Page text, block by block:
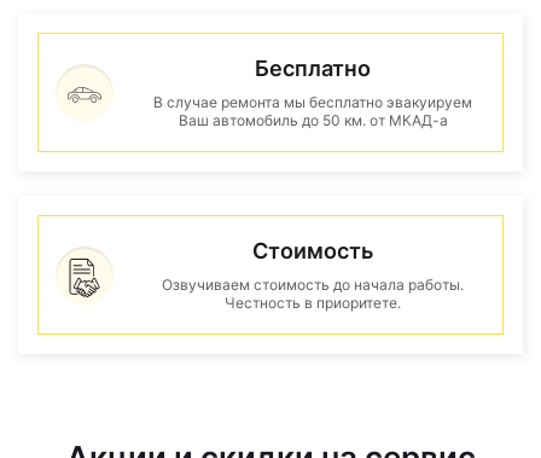
Бесплатно
В случае ремонта мы бесплатно эвакуируем
Ваш автомобиль до 50 км. от МКАД-а
Стоимость
Озвучиваем стоимость до начала работы.
Честность в приоритете.